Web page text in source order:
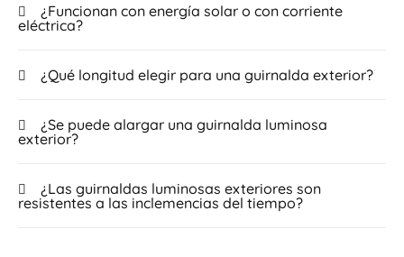
¿Funcionan con energía solar o con corriente
eléctrica?
¿Qué longitud elegir para una guirnalda exterior?
¿Se puede alargar una guirnalda luminosa
exterior?
¿Las guirnaldas luminosas exteriores son
resistentes a las inclemencias del tiempo?